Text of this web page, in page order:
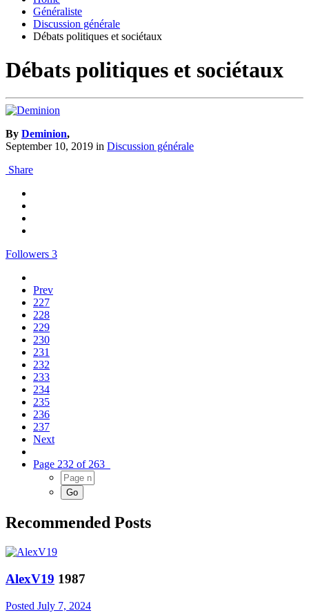
Généraliste
Discussion générale
Débats politiques et sociétaux
Débats politiques et sociétaux
By Deminion,
September 10, 2019 in Discussion générale
Share
Followers 3
Prev
227
228
229
230
231
232
233
234
235
236
237
Next
Page 232 of 263
Recommended Posts
AlexV19 1987
Posted July 7, 2024